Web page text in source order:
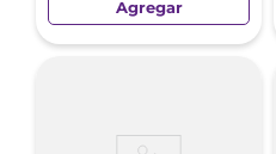
Agregar